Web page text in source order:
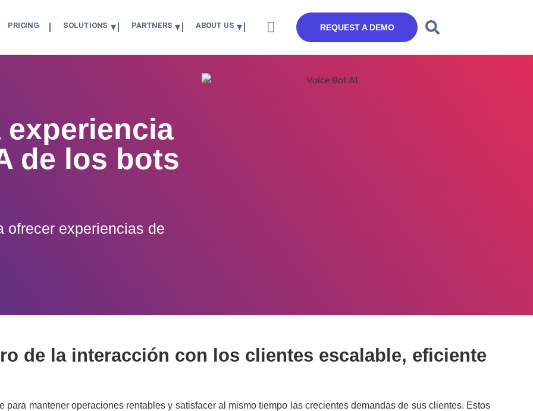
PRICING SOLUTIONS PARTNERS ABOUT US REQUEST A DEMO
de los bots
ofrecer experiencias de
de la interacción con los clientes escalable, eficiente
para mantener operaciones rentables y satisfacer al mismo tiempo las crecientes demandas de sus clientes. Estos